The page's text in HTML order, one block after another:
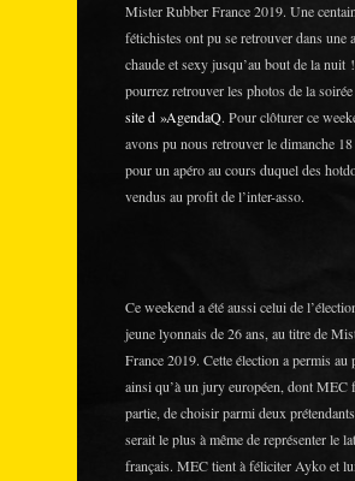
Mister Rubber France 2019. Une
fétichistes ont pu se retrouver dans une
chaude et sexy jusqu’au bout de la nuit
pourrez retrouver les photos de la soirée
site d »AgendaQ. Pour clôturer ce
avons pu nous retrouver le dimanche
pour un apéro au cours duquel des
vendus au profit de l’inter-asso.
Ce weekend a été aussi celui de
jeune lyonnais de 26 ans, au titre de
France 2019. Cette élection a permis au
ainsi qu’à un jury européen, dont MEC
partie, de choisir parmi deux
serait le plus à même de représenter le
français. MEC tient à féliciter Ayko et